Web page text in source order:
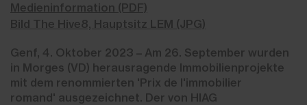
Medieninformation (PDF)
Bild The Hive8, Hauptsitz LEM (JPG)
Genf, 4. Oktober 2023 – Am 26. September wurden
in Morges (VD) herausragende Immobilienprojekte
mit dem renommierten 'Prix de l'immobilier
romand' ausgezeichnet. Der von HIAG